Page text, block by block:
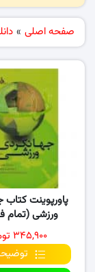
صفحه اصلی »
پاورپوینت کتاب
ورزشی (تمام
۳۴۵,۹۰۰ تومان